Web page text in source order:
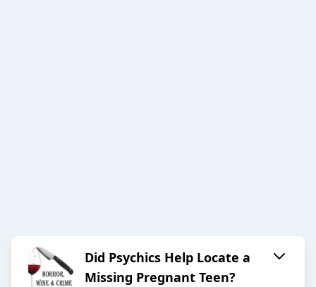
Did Psychics Help Locate a
Missing Pregnant Teen?